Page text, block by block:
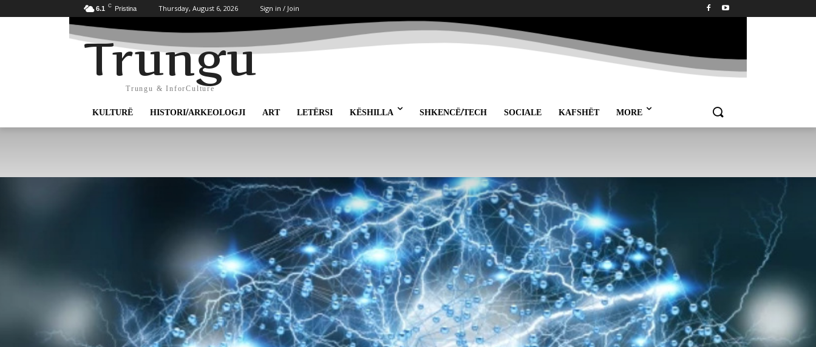
6.1 C Pristina Thursday, August 6, 2026 Sign in / Join
Trungu
Trungu & InforCulture
KULTURË HISTORI/ARKEOLOGJI ART LETËRSI KËSHILLA SHKENCË/TECH SOCIALE KAFSHËT MORE